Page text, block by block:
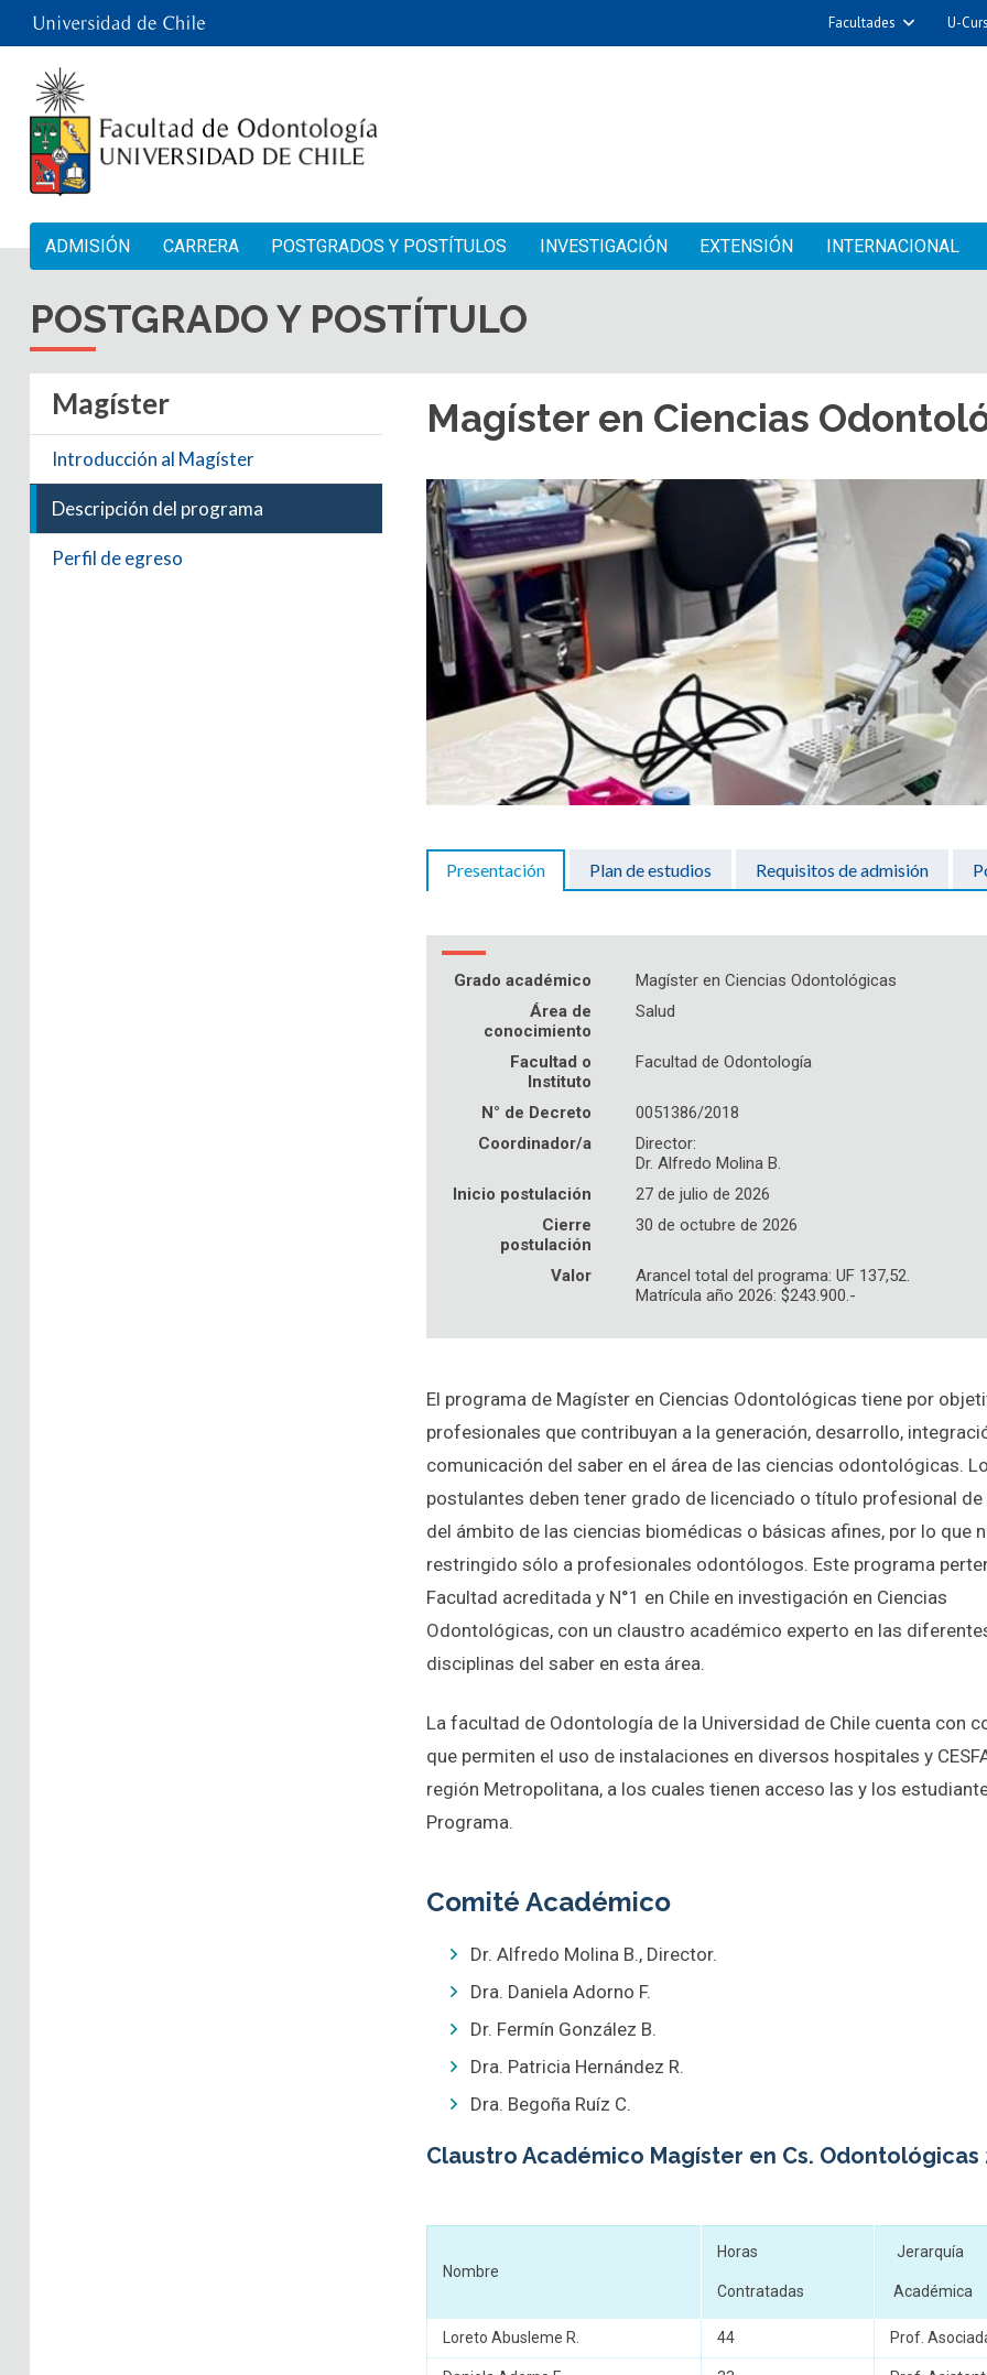
Facultades U-
ADMISIÓN CARRERA POSTGRADOS Y POSTÍTULOS INVESTIGACIÓN EXTENSIÓN INTERNACIONAL
POSTGRADO Y POSTÍTULO
Magíster
Introducción al Magíster
Descripción del programa
Perfil de egreso
Magíster en Ciencias
Presentación Plan de estudios Requisitos de admisión
Grado académico
Magíster en Ciencias Odontológicas
Área de
conocimiento
Salud
Facultad o
Instituto
Facultad de Odontología
N° de Decreto
0051386/2018
Coordinador/a
Director:
Dr. Alfredo Molina B.
Inicio postulación
27 de julio de 2026
Cierre
postulación
30 de octubre de 2026
Valor
Arancel total del programa: UF 137,52.
Matrícula año 2026: $243.900.-
El programa de Magíster en Ciencias Odontológicas tiene por
profesionales que contribuyan a la generación, desarrollo,
comunicación del saber en el área de las ciencias odontológicas.
postulantes deben tener grado de licenciado o título profesional de
del ámbito de las ciencias biomédicas o básicas afines, por lo que
restringido sólo a profesionales odontólogos. Este programa
Facultad acreditada y N°1 en Chile en investigación en Ciencias
Odontológicas, con un claustro académico experto en las
disciplinas del saber en esta área.
La facultad de Odontología de la Universidad de Chile cuenta con
que permiten el uso de instalaciones en diversos hospitales y
región Metropolitana, a los cuales tienen acceso las y los
Programa.
Comité Académico
Dr. Alfredo Molina B., Director.
Dra. Daniela Adorno F.
Dr. Fermín González B.
Dra. Patricia Hernández R.
Dra. Begoña Ruíz C.
Claustro Académico Magíster en Cs. Odontológicas
Nombre
Horas
Contratadas
Jerarquía
Académica
Loreto Abusleme R. 44 Prof.